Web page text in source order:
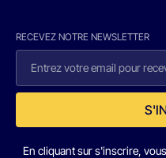
RECEVEZ NOTRE NEWSLETTER
En cliquant sur s'inscrire,